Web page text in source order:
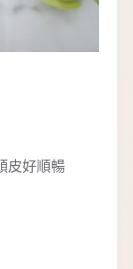
皮好順暢